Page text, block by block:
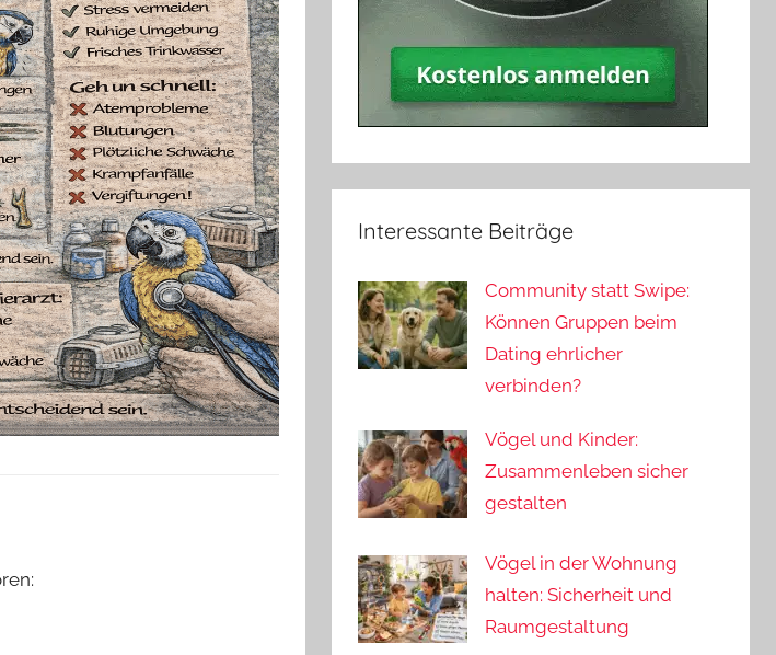
Interessante Beiträge
Community statt Swipe:
Können Gruppen beim
Dating ehrlicher
verbinden?
Vögel und Kinder:
Zusammenleben sicher
gestalten
Vögel in der Wohnung
halten: Sicherheit und
Raumgestaltung